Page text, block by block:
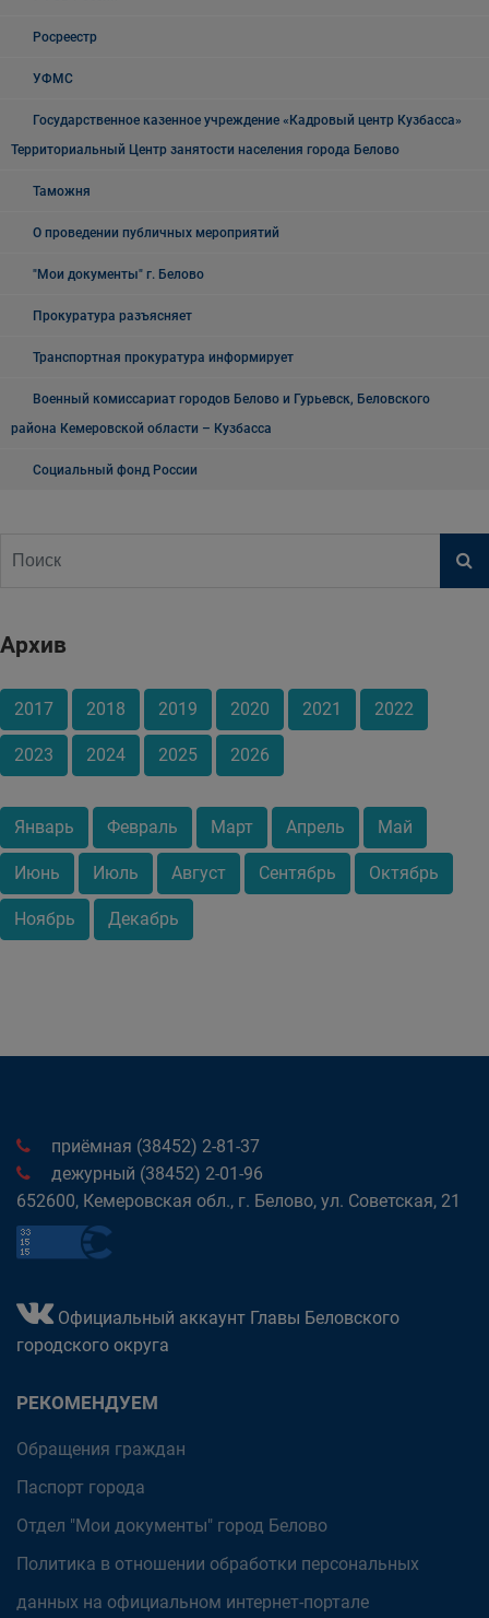
Росреестр
УФМС
Государственное казенное учреждение «Кадровый центр Кузбасса»
Территориальный Центр занятости населения города Белово
Таможня
О проведении публичных мероприятий
"Мои документы" г. Белово
Прокуратура разъясняет
Транспортная прокуратура информирует
Военный комиссариат городов Белово и Гурьевск, Беловского
района Кемеровской области – Кузбасса
Социальный фонд России
Архив
2017 2018 2019 2020 2021 2022
2023 2024 2025 2026
Январь Февраль Март Апрель Май
Июнь Июль Август Сентябрь Октябрь
Ноябрь Декабрь
приёмная (38452) 2-81-37
дежурный (38452) 2-01-96
652600, Кемеровская обл., г. Белово, ул. Советская, 21
Официальный аккаунт Главы Беловского
городского округа
РЕКОМЕНДУЕМ
Обращения граждан
Паспорт города
Отдел "Мои документы" город Белово
Политика в отношении обработки персональных
данных на официальном интернет-портале